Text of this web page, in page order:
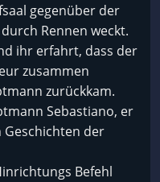
gegenüber der
Rennen weckt.
ihr erfahrt, dass der
zusammen
zurückkam.
Sebastiano, er
Geschichten der
Befehl